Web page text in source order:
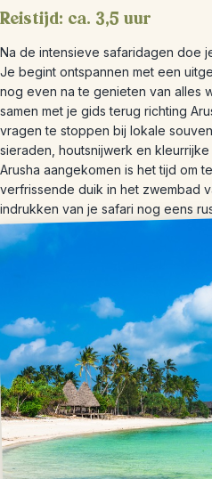
Reistijd: ca. 3,5 uur
Na de intensieve safaridagen doe
Je begint ontspannen met een
nog even na te genieten van alles
samen met je gids terug richting
vragen te stoppen bij lokale
sieraden, houtsnijwerk en
Arusha aangekomen is het tijd om
verfrissende duik in het zwembad
indrukken van je safari nog eens